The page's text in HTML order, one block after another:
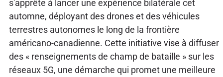
s'apprête à lancer une expérience bilatérale cet
automne, déployant des drones et des véhicules
terrestres autonomes le long de la frontière
américano-canadienne. Cette initiative vise à diffuser
des « renseignements de champ de bataille » sur les
réseaux 5G, une démarche qui promet une meilleure